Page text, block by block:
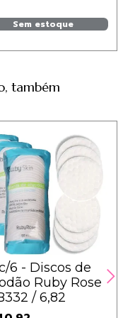
Sem estoque
também
6 - Discos de
Ruby Rose
/ 6,82